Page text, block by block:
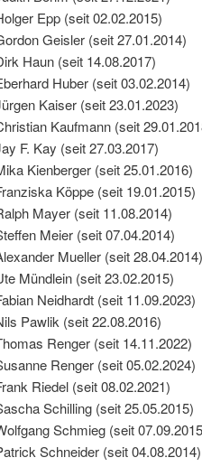
Epp (seit 02.02.2015)
Geisler (seit 27.01.2014)
Haun (seit 14.08.2017)
Huber (seit 03.02.2014)
Kaiser (seit 23.01.2023)
Kaufmann (seit
F. Kay (seit 27.03.2017)
Kienberger (seit 25.01.2016)
Köppe (seit 19.01.2015)
Mayer (seit 11.08.2014)
Meier (seit 07.04.2014)
Mueller (seit 28.04.2014)
Mündlein (seit 23.02.2015)
Neidhardt (seit 11.09.2023)
Pawlik (seit 22.08.2016)
Renger (seit 14.11.2022)
Renger (seit 05.02.2024)
Riedel (seit 08.02.2021)
Schilling (seit 25.05.2015)
Schmieg (seit
Schneider (seit 04.08.2014)